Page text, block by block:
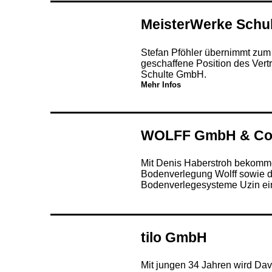
MeisterWerke
Stefan Pföhler übernimmt
geschaffene Position des
Schulte GmbH.
Mehr Infos
WOLFF GmbH &
Mit Denis Haberstroh
Bodenverlegung Wolff sowie
Bodenverlegesysteme Uzin
tilo GmbH
Mit jungen 34 Jahren wird